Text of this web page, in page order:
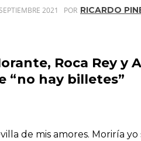
2021 POR RICARDO
Roca Rey
“no hay billetes”
de mis amores. Moriría